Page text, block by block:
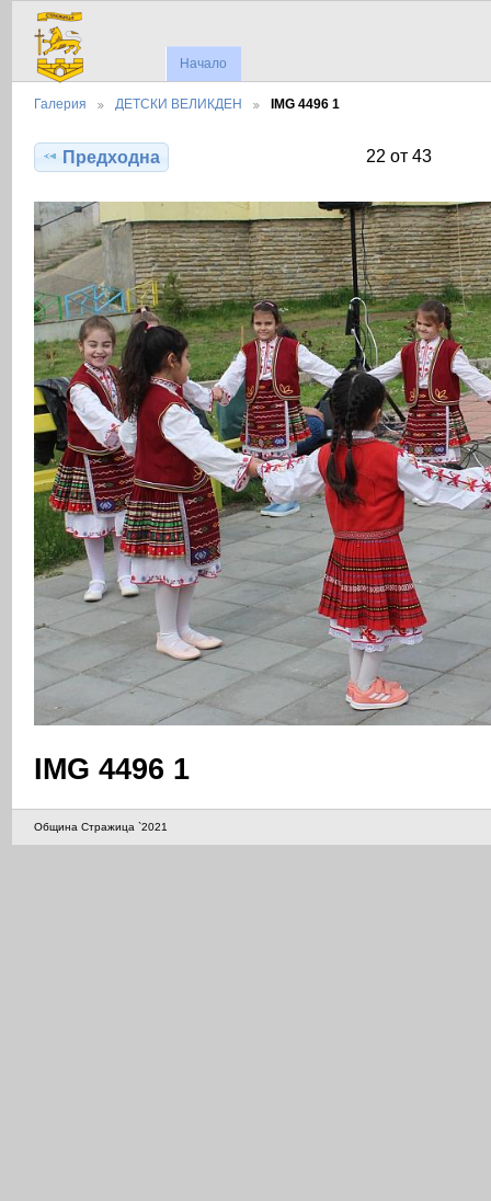
Начало
Галерия ДЕТСКИ ВЕЛИКДЕН IMG 4496 1
Предходна 22 от 43
IMG 4496 1
Община Стражица `2021